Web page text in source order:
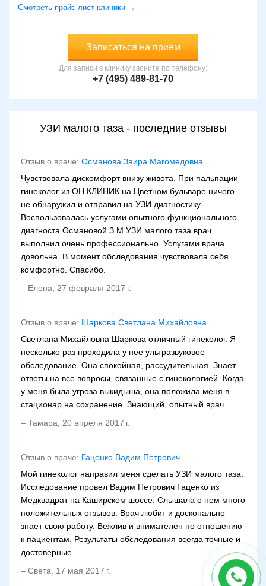
Смотреть прайс-лист клиники →
Записаться на прием
Для записи в клинику звоните по телефону:
+7 (495) 489-81-70
УЗИ малого таза - последние отзывы
Отзыв о враче: Османова Заира Магомедовна
Чувствовала дискомфорт внизу живота. При пальпации
гинеколог из ОН КЛИНИК на Цветном бульваре ничего
не обнаружил и отправил на УЗИ диагностику.
Воспользовалась услугами опытного функционального
диагноста Османовой З.М.УЗИ малого таза врач
выполнил очень профессионально. Услугами врача
довольна. В момент обследования чувствовала себя
комфортно. Спасибо.
– Елена 27 февраля 2017 г.
Отзыв о враче: Шаркова Светлана Михайловна
Светлана Михайловна Шаркова отличный гинеколог. Я
несколько раз проходила у нее ультразвуковое
обследование. Она спокойная, рассудительная. Знает
ответы на все вопросы, связанные с гинекологией. Когда
у меня была угроза выкидыша, она положила меня в
стационар на сохранение. Знающий, опытный врач.
– Тамара 20 апреля 2017 г.
Отзыв о враче: Гаценко Вадим Петрович
Мой гинеколог направил меня сделать УЗИ малого таза.
Исследование провел Вадим Петрович Гаценко из
Медквадрат на Каширском шоссе. Слышала о нем много
положительных отзывов. Врач любит и досконально
знает свою работу. Вежлив и внимателен по отношению
к пациентам. Результаты обследования всегда точные и
достоверные.
– Света 17 мая 2017 г.